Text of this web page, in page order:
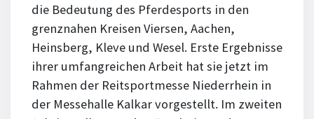
die Bedeutung des Pferdesports in den
grenznahen Kreisen Viersen, Aachen,
Heinsberg, Kleve und Wesel. Erste Ergebnisse
ihrer umfangreichen Arbeit hat sie jetzt im
Rahmen der Reitsportmesse Niederrhein in
der Messehalle Kalkar vorgestellt. Im zweiten